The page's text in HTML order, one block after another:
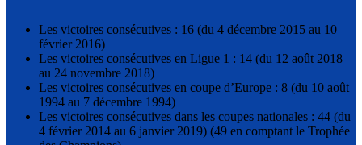
Les victoires consécutives : 16 (du 4 décembre 2015 au 10
février 2016)
Les victoires consécutives en Ligue 1 : 14 (du 12 août 2018
au 24 novembre 2018)
Les victoires consécutives en coupe d’Europe : 8 (du 10 août
1994 au 7 décembre 1994)
Les victoires consécutives dans les coupes nationales : 44 (du
4 février 2014 au 6 janvier 2019) (49 en comptant le Trophée